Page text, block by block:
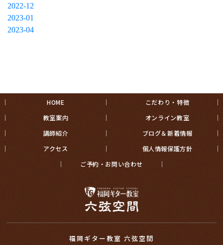
2022-12
2023-01
2023-04
HOME
こだわり・特徴
教室案内
オンライン教室
講師紹介
ブログ＆新着情報
アクセス
個人情報保護方針
ご予約・お問い合わせ
福岡ギター教室 六弦空間